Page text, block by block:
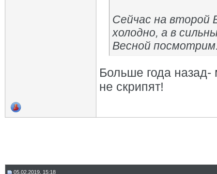
Сейчас на второй
холодно, а в
Весной
Больше года назад-
не скрипят!
05.02.2019, 15:18